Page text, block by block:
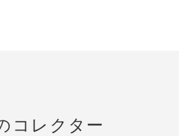
コレクター